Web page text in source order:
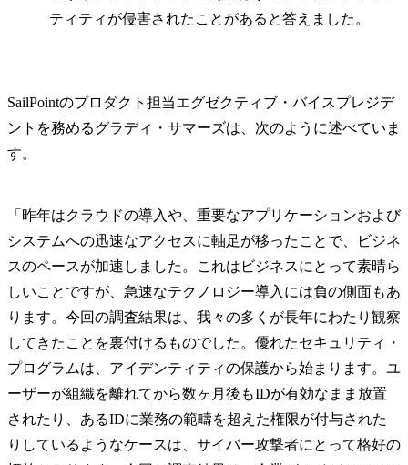
ティティが侵害されたことがあると答えました。
SailPointのプロダクト担当エグゼクティブ・バイスプレジデ
ントを務めるグラディ・サマーズは、次のように述べていま
す。
「昨年はクラウドの導入や、重要なアプリケーションおよび
システムへの迅速なアクセスに軸足が移ったことで、ビジネ
スのペースが加速しました。これはビジネスにとって素晴ら
しいことですが、急速なテクノロジー導入には負の側面もあ
ります。今回の調査結果は、我々の多くが長年にわたり観察
してきたことを裏付けるものでした。優れたセキュリティ・
プログラムは、アイデンティティの保護から始まります。ユ
ーザーが組織を離れてから数ヶ月後もIDが有効なまま放置
されたり、あるIDに業務の範疇を超えた権限が付与された
りしているようなケースは、サイバー攻撃者にとって格好の